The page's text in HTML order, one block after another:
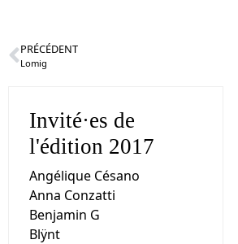
PRÉCÉDENT
Lomig
Invité·es de
l'édition 2017
Angélique Césano
Anna Conzatti
Benjamin G
Blÿnt